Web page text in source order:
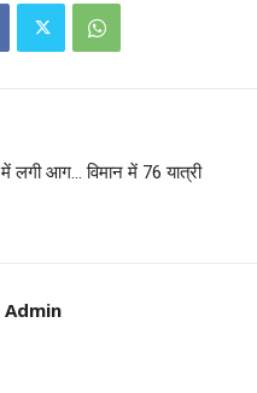
आग… विमान में 76 यात्री
Admin